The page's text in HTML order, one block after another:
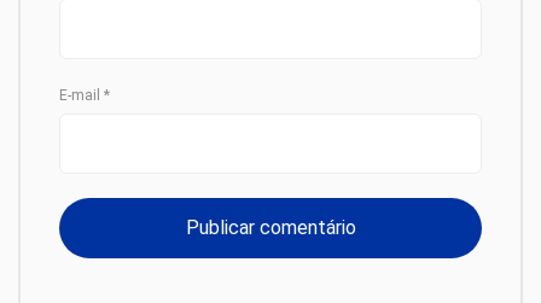
E-mail *